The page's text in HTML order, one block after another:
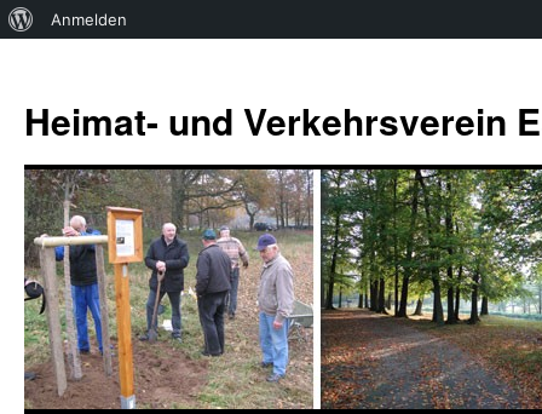
Über
Anmelden
springen
Heimat- und Verkehrsverein